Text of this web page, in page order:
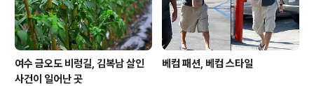
여수 금오도 비렁길, 김복남 살인
사건이 일어난 곳
베컴 패션, 베컴 스타일